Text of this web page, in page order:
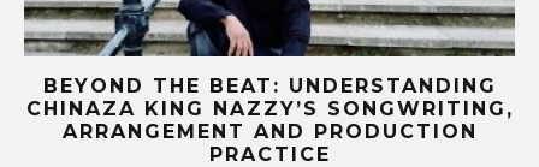
BEYOND THE BEAT: UNDERSTANDING
CHINAZA KING NAZZY’S SONGWRITING,
ARRANGEMENT AND PRODUCTION
PRACTICE